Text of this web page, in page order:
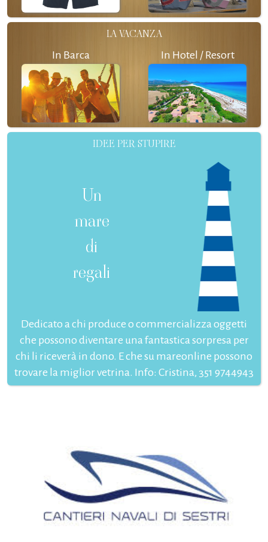
LA VACANZA
In Barca In Hotel / Resort
IDEE PER STUPIRE
Un
mare
di
regali
Dedicato a chi produce o commercializza oggetti
che possono diventare una fantastica sorpresa per
chi li riceverà in dono. E che su mareonline possono
trovare la miglior vetrina. Info: Cristina, 351 9744943